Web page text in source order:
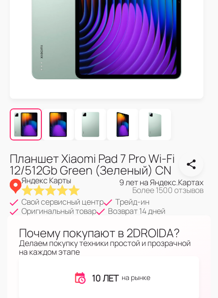
Планшет Xiaomi Pad 7 Pro Wi-Fi
12/512Gb Green (Зеленый) CN
Яндекс Карты 9 лет на Яндекс.Картах
Более 1500 отзывов
Свой сервисный центр
Трейд-ин
Оригинальный товар
Возврат 14 дней
Почему покупают в 2DROIDA?
Делаем покупку техники простой и прозрачной
на каждом этапе
10 ЛЕТ на рынке